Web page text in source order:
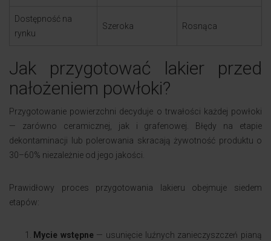
Dostępność na
rynku
Szeroka Rosnąca
Jak przygotować lakier przed
nałożeniem powłoki?
Przygotowanie powierzchni decyduje o trwałości każdej powłoki
— zarówno ceramicznej, jak i grafenowej. Błędy na etapie
dekontaminacji lub polerowania skracają żywotność produktu o
30–60% niezależnie od jego jakości.
Prawidłowy proces przygotowania lakieru obejmuje siedem
etapów:
Mycie wstępne— usunięcie luźnych zanieczyszczeń pianą